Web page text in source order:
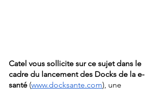
Catel vous sollicite sur ce sujet dans le
cadre du lancement des Docks de la e-
santé (www.docksante.com), une